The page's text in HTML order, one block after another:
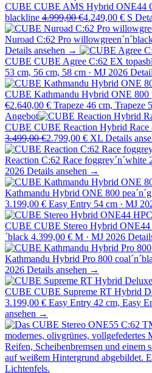
CUBE CUBE AMS Hybrid ONE44
blackline 4.999,00 €4.249,00 € S
Nuroad C:62 Pro
Details ansehen →
CUBE CUBE Agree C:62 EX
53 cm, 56 cm, 58 cm · MJ 2026
CUBE Kathmandu Hybrid ONE 800
€2.640,00 € Trapeze 46 cm, Trapeze
Angebot
CUBE CUBE Reaction Hybrid Race
3.499,00 €2.799,00 € XL Details
Reaction C:62 Race foggrey´n´white
2026 Details ansehen →
Kathmandu Hybrid ONE 800
3.199,00 € Easy Entry 54 cm · MJ
CUBE CUBE Stereo Hybrid ONE44
´black 4.399,00 € M · MJ 2026
Kathmandu Hybrid Pro 800
2026 Details ansehen →
CUBE CUBE Supreme RT Hybrid
3.199,00 € Easy Entry 42 cm, Easy
ansehen →